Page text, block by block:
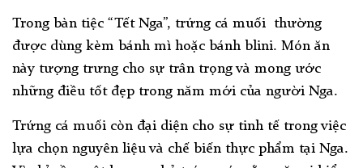
Trong bàn tiệc “Tết Nga”, trứng cá muối thường
được dùng kèm bánh mì hoặc bánh blini. Món ăn
này tượng trưng cho sự trân trọng và mong ước
những điều tốt đẹp trong năm mới của người Nga.
Trứng cá muối còn đại diện cho sự tinh tế trong việc
lựa chọn nguyên liệu và chế biến thực phẩm tại Nga.